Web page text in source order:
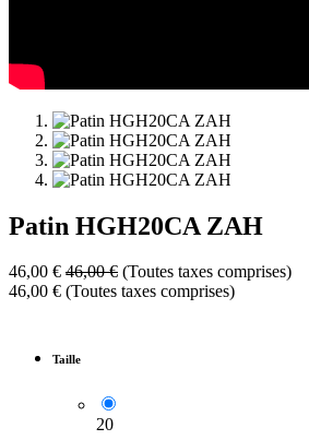
Patin HGH20CA ZAH
46,00 € 46,00€ (Toutes taxes comprises)
46,00 € (Toutes taxes comprises)
Taille
20